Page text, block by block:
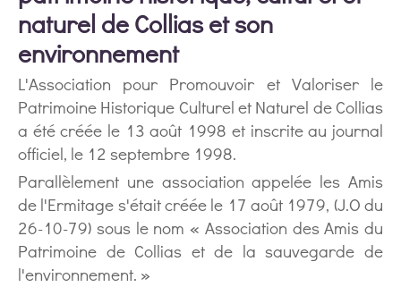
naturel de Collias et son
environnement
L'Association pour Promouvoir et Valoriser le
Patrimoine Historique Culturel et Naturel de Collias
a été créée le 13 août 1998 et inscrite au journal
officiel, le 12 septembre 1998.
Parallèlement une association appelée les Amis
de l'Ermitage s'était créée le 17 août 1979, (J.O du
26-10-79) sous le nom « Association des Amis du
Patrimoine de Collias et de la sauvegarde de
l'environnement. »